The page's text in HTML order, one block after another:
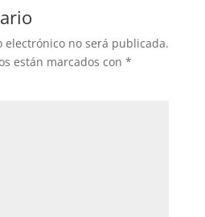
electrónico no será publicada.
están marcados con *